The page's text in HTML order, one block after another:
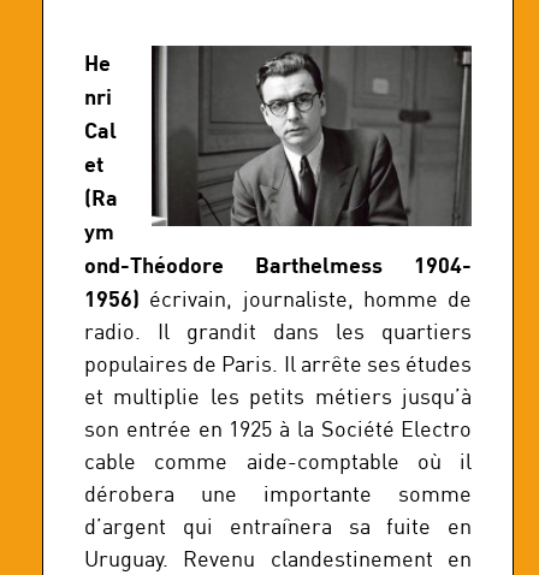
He
nri
Cal
et
(Ra
ym
ond-Théodore Barthelmess 1904-
1956) écrivain, journaliste, homme de
radio. Il grandit dans les quartiers
populaires de Paris. Il arrête ses études
et multiplie les petits métiers jusqu’à
son entrée en 1925 à la Société Electro
cable comme aide-comptable où il
dérobera une importante somme
d’argent qui entraînera sa fuite en
Uruguay. Revenu clandestinement en